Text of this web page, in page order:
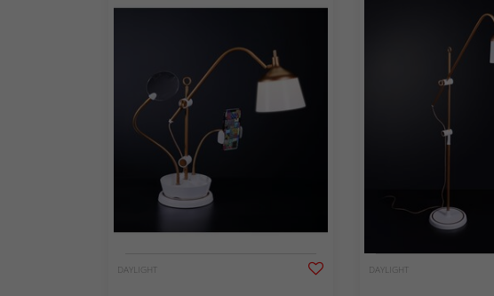
DAYLIGHT DAYLIGHT